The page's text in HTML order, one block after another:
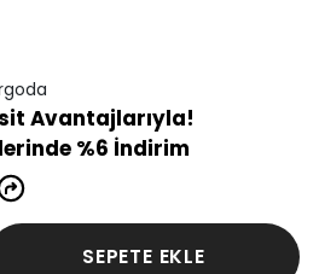
Avantajlarıyla!
%6 İndirim
SEPETE EKLE